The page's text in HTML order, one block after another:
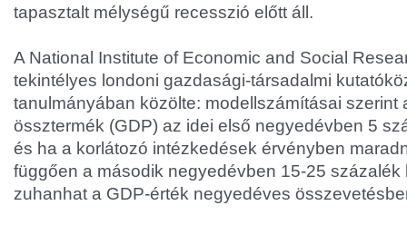
tapasztalt mélységű recesszió előtt áll.
A National Institute of Economic and Social
tekintélyes londoni gazdasági-társadalmi
tanulmányában közölte: modellszámításai szerint
össztermék (GDP) az idei első negyedévben 5
és ha a korlátozó intézkedések érvényben
függően a második negyedévben 15-25 százalék
zuhanhat a GDP-érték negyedéves